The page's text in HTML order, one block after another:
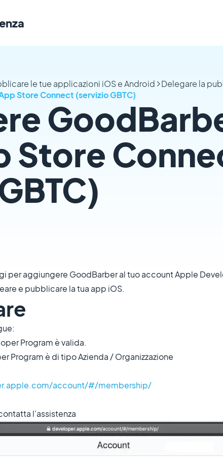
le tue applicazioni iOS e Android
Delegare la
Store Connect (servizio GBTC)
Store
per aggiungere GoodBarber al tuo account Apple
e pubblicare la tua app iOS.
Program è valida.
Program è di tipo Azienda / Organizzazione
account/#/membership/
l'assistenza